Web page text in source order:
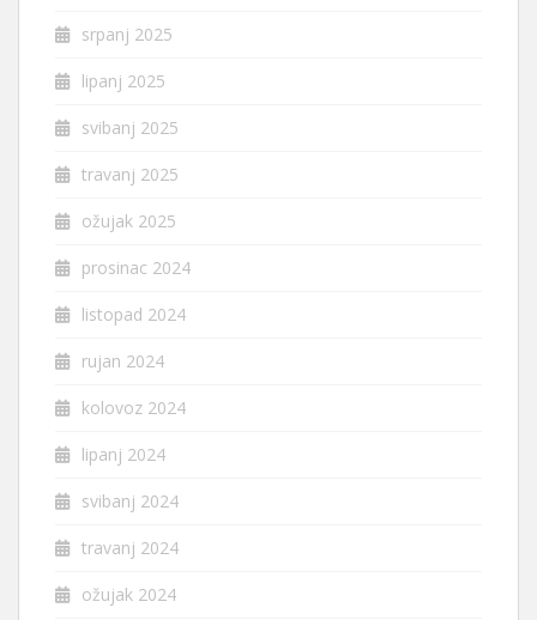
srpanj 2025
lipanj 2025
svibanj 2025
travanj 2025
ožujak 2025
prosinac 2024
listopad 2024
rujan 2024
kolovoz 2024
lipanj 2024
svibanj 2024
travanj 2024
ožujak 2024